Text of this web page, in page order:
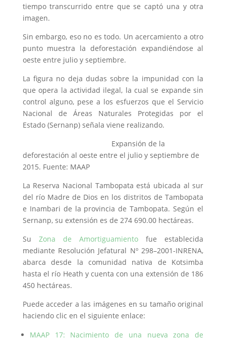
tiempo transcurrido entre que se captó una y otra
imagen.
Sin embargo, eso no es todo. Un acercamiento a otro
punto muestra la deforestación expandiéndose al
oeste entre julio y septiembre.
La figura no deja dudas sobre la impunidad con la
que opera la actividad ilegal, la cual se expande sin
control alguno, pese a los esfuerzos que el Servicio
Nacional de Áreas Naturales Protegidas por el
Estado (Sernanp) señala viene realizando.
Expansión de la
deforestación al oeste entre el julio y septiembre de
2015. Fuente: MAAP
La Reserva Nacional Tambopata está ubicada al sur
del río Madre de Dios en los distritos de Tambopata
e Inambari de la provincia de Tambopata. Según el
Sernanp, su extensión es de 274 690.00 hectáreas.
Su Zona de Amortiguamiento fue establecida
mediante Resolución Jefatural Nº 298–2001-INRENA,
abarca desde la comunidad nativa de Kotsimba
hasta el río Heath y cuenta con una extensión de 186
450 hectáreas.
Puede acceder a las imágenes en su tamaño original
haciendo clic en el siguiente enlace:
MAAP 17: Nacimiento de una nueva zona de